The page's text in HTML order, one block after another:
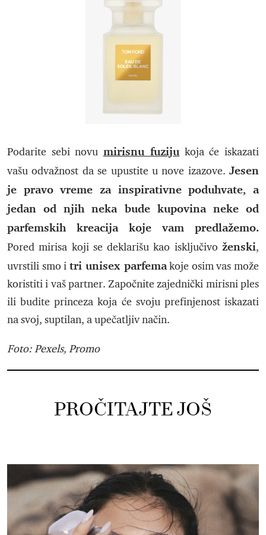
Podarite sebi novu mirisnu fuziju koja će iskazati
vašu odvažnost da se upustite u nove izazove. Jesen
je pravo vreme za inspirativne poduhvate, a
jedan od njih neka bude kupovina neke od
parfemskih kreacija koje vam predlažemo.
Pored mirisa koji se deklarišu kao isključivo ženski,
uvrstili smo i tri unisex parfemakoje osim vas može
koristiti i vaš partner. Započnite zajednički mirisni ples
ili budite princeza koja će svoju prefinjenost iskazati
na svoj, suptilan, a upečatljiv način.
Foto: Pexels, Promo
PROČITAJTE JOŠ